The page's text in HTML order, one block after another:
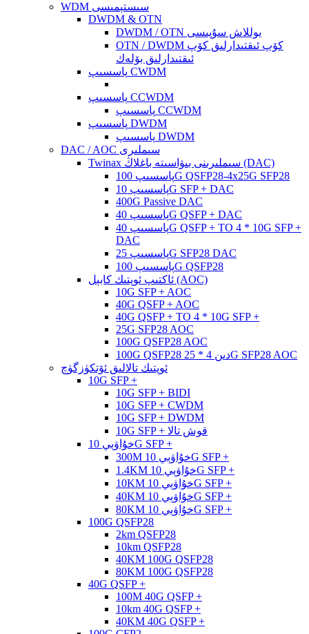
WDM سىستېمىسى
DWDM & OTN
DWDM / OTN يوللاش سۇپىسى
OTN / DWDM كۆپ ئىقتىدارلىق كۆپ
ئىقتىدارلىق بۆلەك
پاسسىپ CWDM
پاسسىپ CCWDM
پاسسىپ CCWDM
پاسسىپ DWDM
پاسسىپ DWDM
DAC / AOC سىملىرى
Twinax سىملىرىنى بىۋاسىتە باغلاڭ (DAC)
پاسسىپ 100G QSFP28-4x25G SFP28
پاسسىپ 10G SFP + DAC
400G Passive DAC
پاسسىپ 40G QSFP + DAC
پاسسىپ 40G QSFP + TO 4 * 10G SFP +
DAC
پاسسىپ 25G SFP28 DAC
پاسسىپ 100G QSFP28
ئاكتىپ ئوپتىك كابېل (AOC)
10G SFP + AOC
40G QSFP + AOC
40G QSFP + TO 4 * 10G SFP +
25G SFP28 AOC
100G QSFP28 AOC
100G QSFP28 دىن 4 * 25G SFP28 AOC
ئوپتىك تالالىق ئۆتكۈزگۈچ
10G SFP +
10G SFP + BIDI
10G SFP + CWDM
10G SFP + DWDM
10G SFP + قوش تالا
خۇاۋېي 10G SFP +
300M خۇاۋېي 10G SFP +
1.4KM خۇاۋېي 10G SFP +
10KM خۇاۋېي 10G SFP +
40KM خۇاۋېي 10G SFP +
80KM خۇاۋېي 10G SFP +
100G QSFP28
2km QSFP28
10km QSFP28
40KM 100G QSFP28
80KM 100G QSFP28
40G QSFP +
100M 40G QSFP +
10km 40G QSFP +
40KM 40G QSFP +